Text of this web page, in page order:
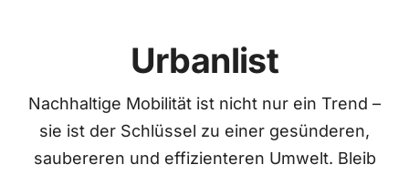
Urbanlist
Nachhaltige Mobilität ist nicht nur ein Trend –
sie ist der Schlüssel zu einer gesünderen,
saubereren und effizienteren Umwelt. Bleib